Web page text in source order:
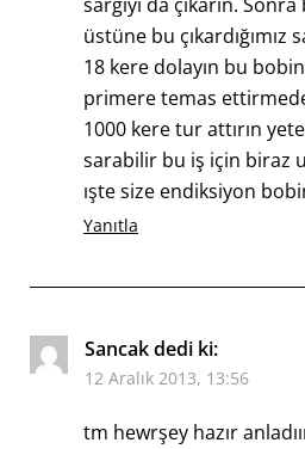
üstüne bu çıkardığımız
18 kere dolayın bu
primere temas
1000 kere tur attırın
sarabilir bu iş için biraz
ışte size endiksiyon
Yanıtla
Sancakdedi ki:
12 Aralık 2013, 13:56
tm hewrşey hazır